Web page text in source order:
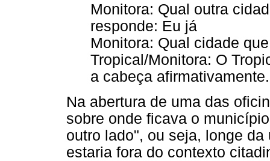
Monitora: Qual outra
responde: Eu já
Monitora: Qual cidade
Tropical/Monitora: O
a cabeça
Na abertura de uma das
sobre onde ficava o
outro lado", ou seja, longe
estaria fora do contexto